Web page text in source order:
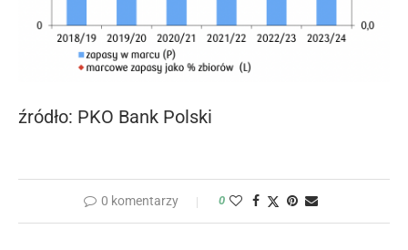
źródło: PKO Bank Polski
0 komentarzy 0